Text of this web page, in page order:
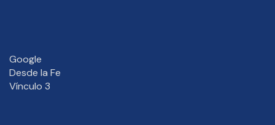
Google
Desde la Fe
Vínculo 3